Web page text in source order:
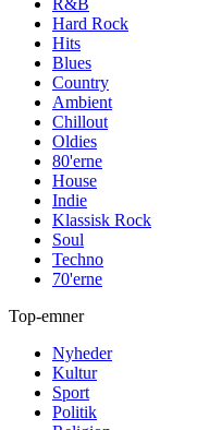
R&B
Hard Rock
Hits
Blues
Country
Ambient
Chillout
Oldies
80'erne
House
Indie
Klassisk Rock
Soul
Techno
70'erne
Top-emner
Nyheder
Kultur
Sport
Politik